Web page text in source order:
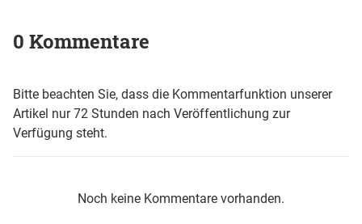
0 Kommentare
Bitte beachten Sie, dass die Kommentarfunktion unserer
Artikel nur 72 Stunden nach Veröffentlichung zur
Verfügung steht.
Noch keine Kommentare vorhanden.